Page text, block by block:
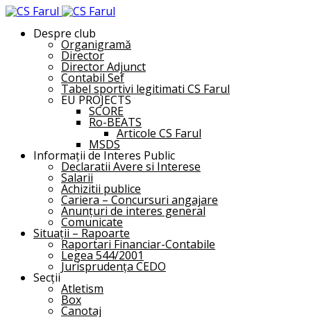
Despre club
Organigramă
Director
Director Adjunct
Contabil Sef
Tabel sportivi legitimati CS Farul
EU PROJECTS
SCORE
Ro-BEATS
Articole CS Farul
MSDS
Informații de Interes Public
Declaratii Avere si Interese
Salarii
Achizitii publice
Cariera – Concursuri angajare
Anunțuri de interes general
Comunicate
Situații – Rapoarte
Raportari Financiar-Contabile
Legea 544/2001
Jurisprudența CEDO
Secții
Atletism
Box
Canotaj